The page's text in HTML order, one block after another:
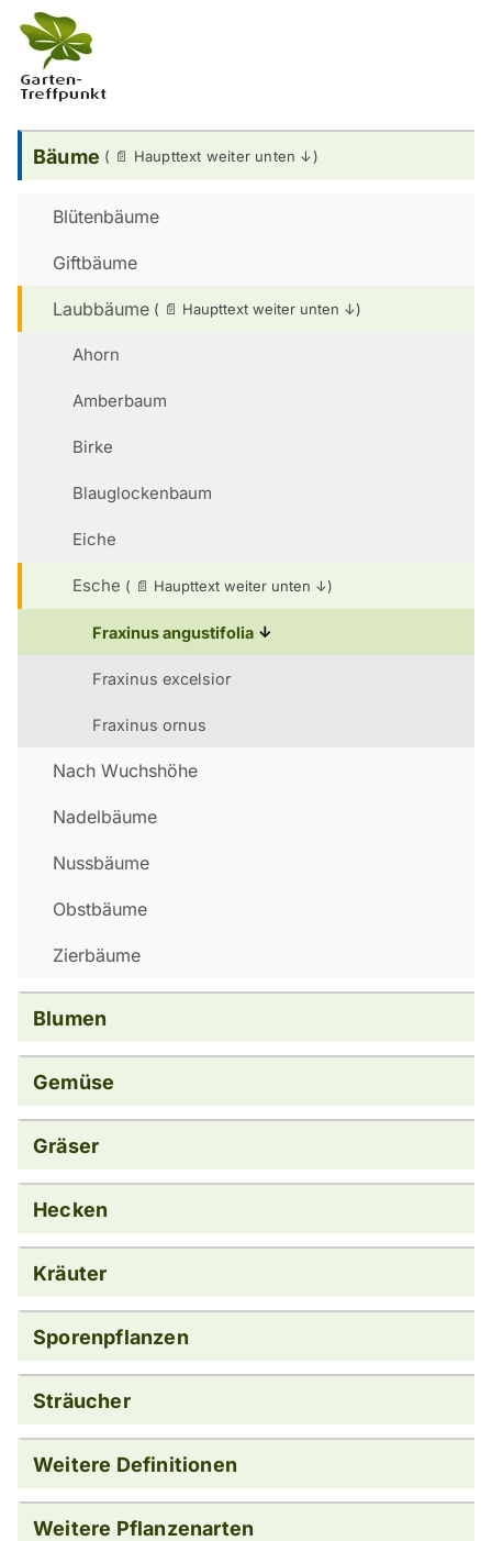
Bäume
Blütenbäume
Giftbäume
Laubbäume
Ahorn
Amberbaum
Birke
Blauglockenbaum
Eiche
Esche
Fraxinus angustifolia
Fraxinus excelsior
Fraxinus ornus
Nach Wuchshöhe
Nadelbäume
Nussbäume
Obstbäume
Zierbäume
Blumen
Gemüse
Gräser
Hecken
Kräuter
Sporenpflanzen
Sträucher
Weitere Definitionen
Weitere Pflanzenarten